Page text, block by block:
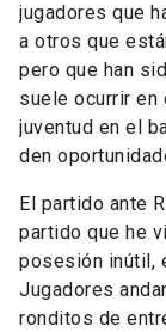
jugadores que
a otros que
pero que han
suele ocurrir en
juventud en el
den
El partido ante
partido que he
posesión inútil,
Jugadores
ronditos de